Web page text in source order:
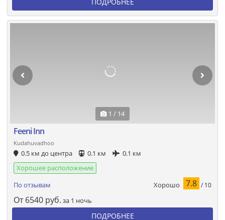
1 / 14
Feeni Inn
Kudahuvadhoo
0.5 км до центра 0.1 км
0.1 км
Хорошее расположение
По отзывам
Хорошо 7.8 / 10
От 6540 руб. за 1 ночь
ПОДРОБНЕЕ